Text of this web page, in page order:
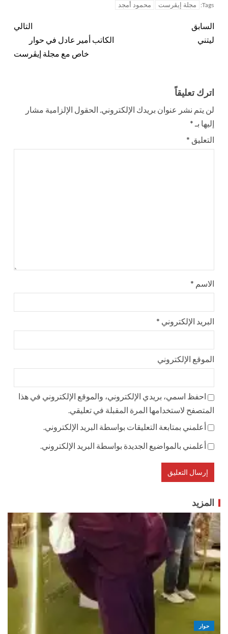
Tags: مجلة إيڤرست محمود أمجد
السابق
ليتني
التالي
الكاتب أمير عادل في حوار
خاص مع مجلة إيڤرست
اترك تعليقاً
لن يتم نشر عنوان بريدك الإلكتروني. الحقول الإلزامية مشار
إليها بـ *
التعليق *
الاسم *
البريد الإلكتروني *
الموقع الإلكتروني
احفظ اسمي، بريدي الإلكتروني، والموقع الإلكتروني في هذا
المتصفح لاستخدامها المرة المقبلة في تعليقي.
أعلمني بمتابعة التعليقات بواسطة البريد الإلكتروني.
أعلمني بالمواضيع الجديدة بواسطة البريد الإلكتروني.
المزيد
حوار